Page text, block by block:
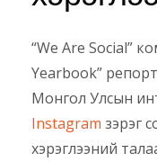
“We Are Social”
Yearbook”
Монгол Улсын
Instagram зэрэг
хэрэглээний